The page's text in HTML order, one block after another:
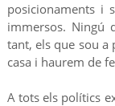
posicionaments i
immersos. Ningú
tant, els que sou a
casa i haurem de
A tots els polítics